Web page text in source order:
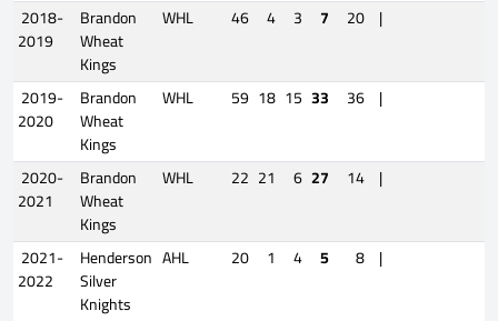
2018-
2019
Brandon
Wheat
Kings
WHL 46 4 3 7 20 |
2019-
2020
Brandon
Wheat
Kings
WHL 59 18 15 33 36 |
2020-
2021
Brandon
Wheat
Kings
WHL 22 21 6 27 14 |
2021-
2022
Henderson
Silver
Knights
AHL 20 1 4 5 8 |